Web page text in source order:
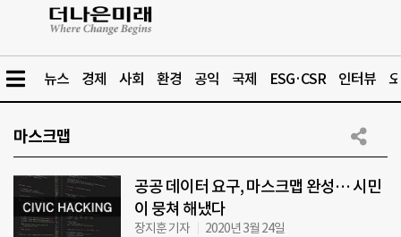
뉴스 경제 사회 환경 공익 국제 ESG·CSR 인터뷰
마스크맵
공공 데이터 요구, 마스크맵 완성… 시민
이 뭉쳐 해냈다
장지훈 기자 2020년 3월 24일